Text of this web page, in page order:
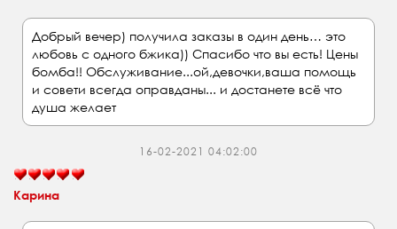
Добрый вечер) получила заказы в один день… это
любовь с одного бжика)) Спасибо что вы есть! Цены
бомба!! Обслуживание...ой,девочки,ваша помощь
и совети всегда оправданы... и достанете всё что
душа желает
16-02-2021 04:02:00
Карина